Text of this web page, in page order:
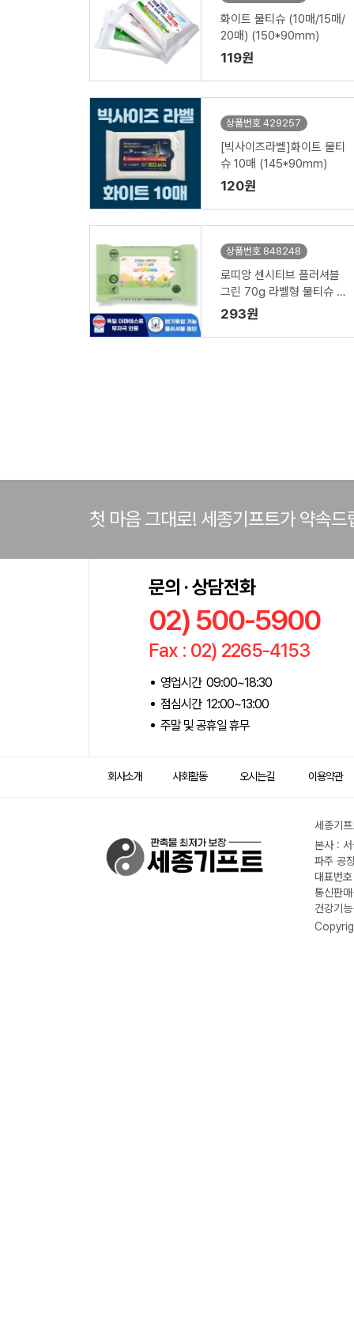
화이트 물티슈 (10매/15매/
20매) (150*90mm)
119원
상품번호 429257
[빅사이즈라벨]화이트 물티
슈 10매 (145*90mm)
120원
상품번호 848248
로띠앙 센시티브 플러셔블
그린 70g 라벨형 물티슈 (1
5/20매)
293원
첫 마음 그대로! 세종기프트가 약속드
문의 · 상담전화
02) 500-5900
Fax : 02) 2265-4153
영업시간 09:00~18:30
점심시간 12:00~13:00
주말 및 공휴일 휴무
회사소개 사회활동 오시는길 이용약관
세종기
본사 :
파주 공
대표번
통신판
건강기